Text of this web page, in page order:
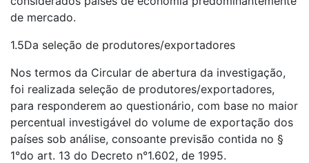
de mercado.
1.5Da seleção de produtores/exportadores
Nos termos da Circular de abertura da investigação,
foi realizada seleção de produtores/exportadores,
para responderem ao questionário, com base no maior
percentual investigável do volume de exportação dos
países sob análise, consoante previsão contida no §
1°do art. 13 do Decreto n°1.602, de 1995.